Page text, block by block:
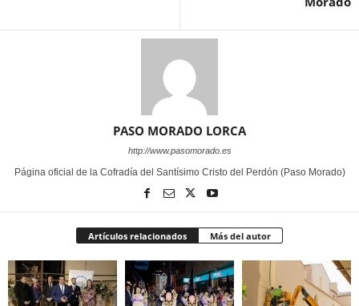
PASO MORADO LORCA
http://www.pasomorado.es
Página oficial de la Cofradía del Santísimo Cristo del Perdón (Paso Morado)
Artículos relacionados Más del autor